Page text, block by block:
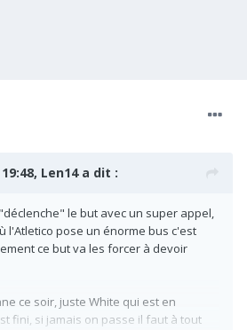
Len14a dit :
le but avec un super appel,
l'Atletico pose un énorme bus c'est
ce but va les forcer à devoir
ce soir, juste White qui est en
fini, si jamais on passe il faut à tout